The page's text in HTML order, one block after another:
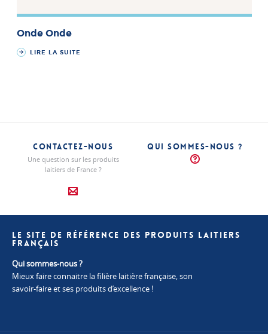
Onde Onde
LIRE LA SUITE
CONTACTEZ-NOUS
Une question sur les produits
laitiers de France ?
QUI SOMMES-NOUS ?
LE SITE DE RÉFÉRENCE DES PRODUITS LAITIERS
FRANÇAIS
Qui sommes-nous ?
Mieux faire connaitre la filière laitière française, son
savoir-faire et ses produits d’excellence !